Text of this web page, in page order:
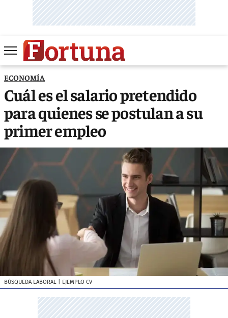
ECONOMÍA
Cuál es el salario pretendido
para quienes se postulan a su
primer empleo
BÚSQUEDA LABORAL | EJEMPLO CV